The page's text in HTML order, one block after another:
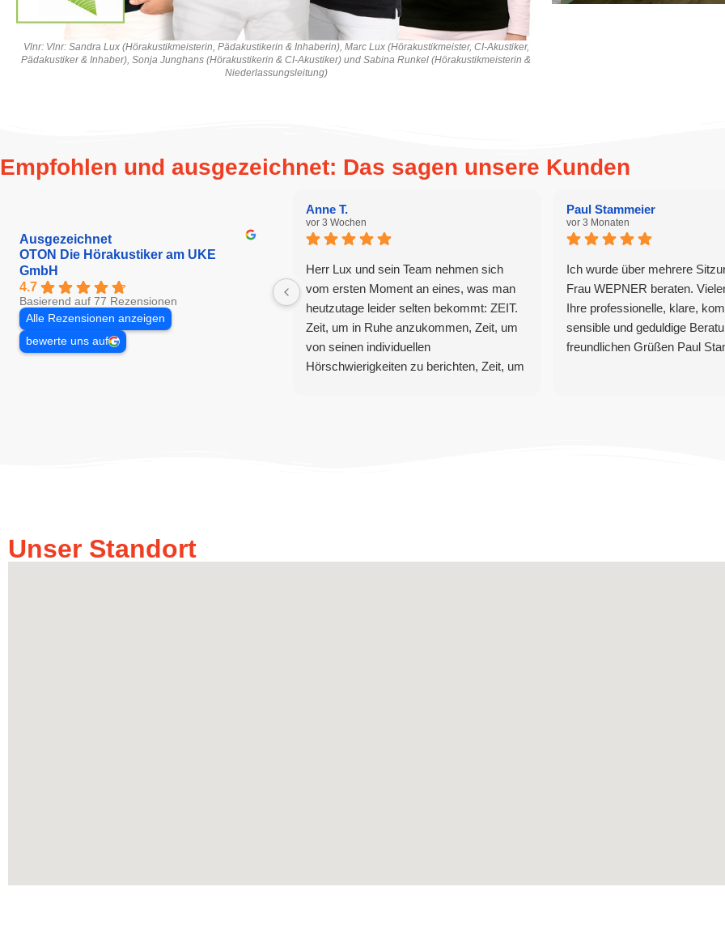
Vlnr: Vlnr: Sandra Lux (Hörakustikmeisterin, Pädakustikerin & Inhaberin), Marc Lux (Hörakustikmeister, CI-Akustiker,
Pädakustiker & Inhaber), Sonja Junghans (Hörakustikerin & CI-Akustiker) und Sabina Runkel (Hörakustikmeisterin &
Niederlassungsleitung)
Empfohlen und ausgezeichnet: Das sagen unsere Kunden
Ausgezeichnet
OTON Die Hörakustiker am UKE
GmbH
4.7
Basierend auf 77 Rezensionen
Alle Rezensionen anzeigen
bewerte uns auf
Anne T.
vor 3 Wochen
Herr Lux und sein Team nehmen sich
vom ersten Moment an eines, was man
heutzutage leider selten bekommt: ZEIT.
Zeit, um in Ruhe anzukommen, Zeit, um
von seinen individuellen
Hörschwierigkeiten zu berichten, Zeit, um
Paul Stammeier
vor 3 Monaten
Ich wurde über mehrere
Frau WEPNER beraten.
Ihre professionelle, klare,
sensible und geduldige
freundlichen Grüßen Paul
Unser Standort